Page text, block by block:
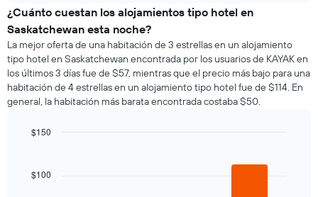
El
gráfico
muestra
1
eje
Y
que
indica
precio
una
el
promedio
de
una
habitación
por
cada
de
El
gráfico
¿Cuánto cuestan los alojamientos tipo hotel en
Saskatchewan esta noche?
La mejor oferta de una habitación de 3 estrellas en un alojamiento
tipo hotel en Saskatchewan encontrada por los usuarios de KAYAK en
los últimos 3 días fue de $57, mientras que el precio más bajo para una
habitación de 4 estrellas en un alojamiento tipo hotel fue de $114. En
general, la habitación más barata encontrada costaba $50.
with
$100
$150